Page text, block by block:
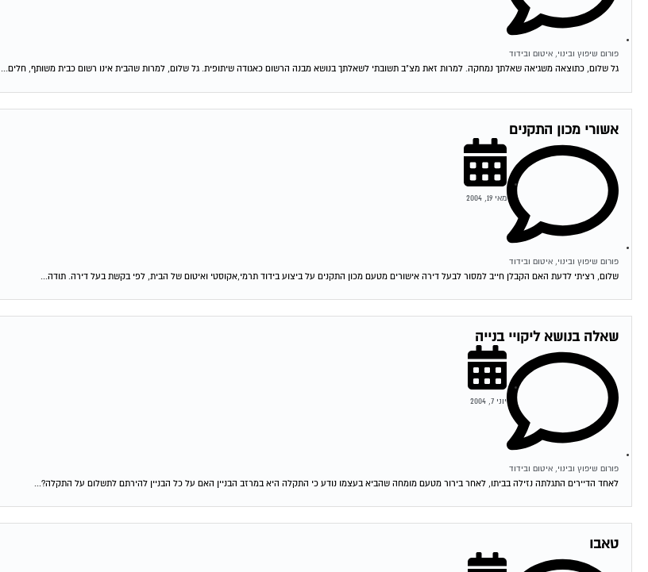
פורום שיפוץ ובינוי, איטום ובידוד
גל שלום, כתוצאה משגיאה שאלתך נמחקה. למרות זאת מצ"ב תשובתי לשאלתך בנושא מבנה הרשום כאגודה שיתופית. גל שלום, למרות שהבית אינו רשום כבית משותף, חלים...
אשורי מכון התקנים
פורום שיפוץ ובינוי, איטום ובידוד
מאי 19, 2004
שלום, רציתי לדעת האם הקבלן חייב למסור לבעל דירה אישורים מטעם מכון התקנים על ביצוע בידוד תרמי,אקוסטי ואיטום של הבית, לפי בקשת בעל דירה. תודה...
שאלה בנושא ליקויי בנייה
פורום שיפוץ ובינוי, איטום ובידוד
יוני 7, 2004
לאחד הדיירים התגלתה נזילה בביתו, לאחר בירור מטעם מומחה שהביא בעצמו נודע כי התקלה היא במרזב הבניין האם על כל הבניין להירתם לתשלום על התקלה?...
טאבו